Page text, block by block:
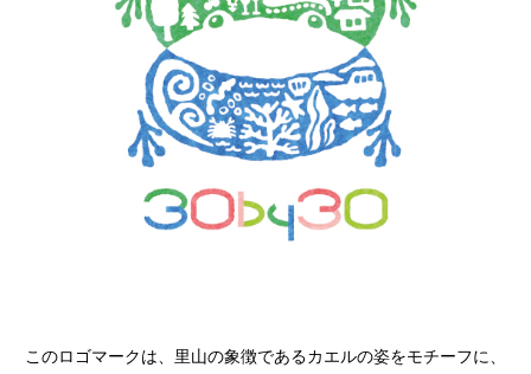
このロゴマークは、里山の象徴であるカエルの姿をモチーフに、